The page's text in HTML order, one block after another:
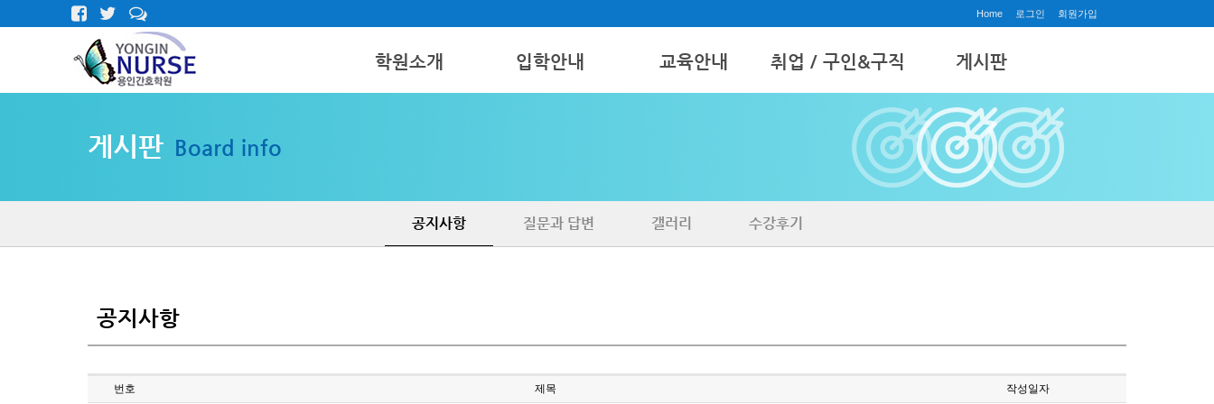
Home 로그인 회원가입
학원소개 입학안내 교육안내 취업 / 구인&구직 게시판
공지사항
질문과답변
갤러리
게시판 Board info
공지사항 질문과 답변 갤러리 수강후기
공지사항
번호 제목 작성일자